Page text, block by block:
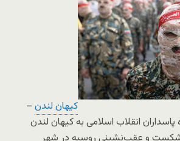
کیهان لندن –
انقلاب اسلامی به کیهان لندن